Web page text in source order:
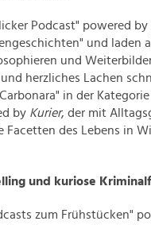
Podcast" powered by
und laden
und
herzliches Lachen
in der
by Kurier, der mit
Facetten des Lebens in
und kuriose
zum Frühstücken"